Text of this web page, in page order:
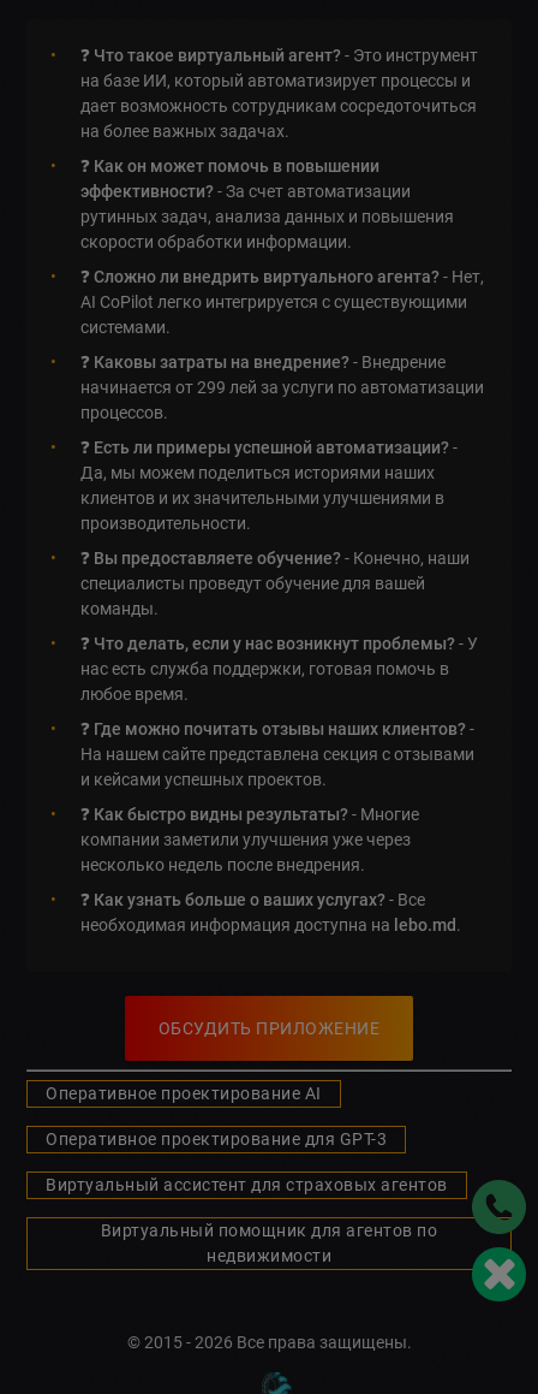
❓ Что такое виртуальный агент?- Это инструмент
на базе ИИ, который автоматизирует процессы и
дает возможность сотрудникам сосредоточиться
на более важных задачах.
❓ Как он может помочь в повышении
эффективности?- За счет автоматизации
рутинных задач, анализа данных и повышения
скорости обработки информации.
❓Сложно ли внедрить виртуального агента?- Нет,
AI CoPilot легко интегрируется с существующими
системами.
❓ Каковы затраты на внедрение?- Внедрение
начинается от 299 лей за услуги по автоматизации
процессов.
❓ Есть ли примеры успешной автоматизации?-
Да, мы можем поделиться историями наших
клиентов и их значительными улучшениями в
производительности.
❓ Вы предоставляете обучение?- Конечно, наши
специалисты проведут обучение для вашей
команды.
❓ Что делать, если у нас возникнут проблемы?- У
нас есть служба поддержки, готовая помочь в
любое время.
❓ Где можно почитать отзывы наших клиентов?-
На нашем сайте представлена секция с отзывами
и кейсами успешных проектов.
❓ Как быстро видны результаты?- Многие
компании заметили улучшения уже через
несколько недель после внедрения.
❓ Как узнать больше о ваших услугах?- Все
необходимая информация доступна на lebo.md.
ОБСУДИТЬ ПРИЛОЖЕНИЕ
Оперативное проектирование AI
Оперативное проектирование для GPT-3
Виртуальный ассистент для страховых агентов
Виртуальный помощник для агентов по
недвижимости
© 2015 - 2026 Все права защищены.